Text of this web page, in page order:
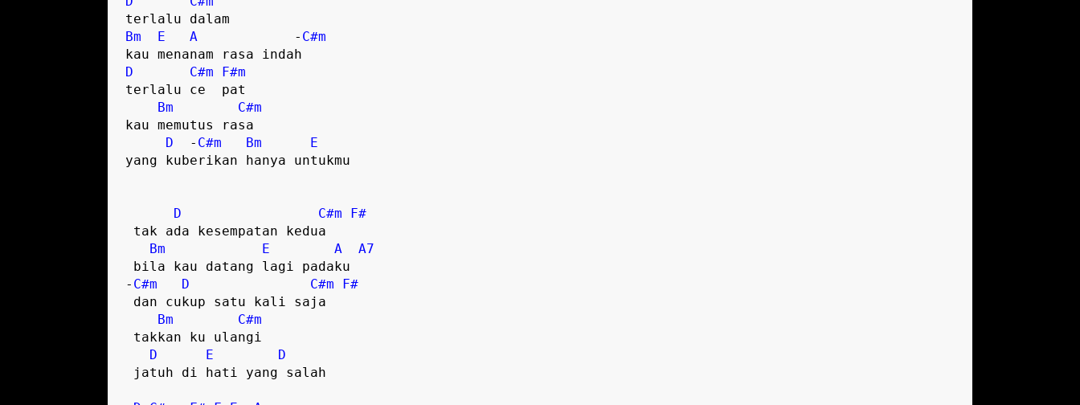
Bm
E A
            -
C#m
D
C#m
F#m
terlalu ce  pat
Bm
C#m
kau memutus rasa
D
  -
C#m Bm
E
yang kuberikan hanya untukmu
D C#m
F#
Bm
E A
A7
- C#m D C#m
F#
Bm
C#m
D
E
D